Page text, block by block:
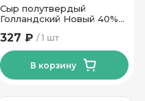
Сыр полутвердый
Голландский Новый 40%
Новогрудские Дары
1 шт
327 ₽
В корзину